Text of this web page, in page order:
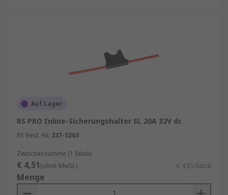
Auf Lager
RS PRO Inline-Sicherungshalter SL 20A 32V dc
RS Best.-Nr. 237-5263
Zwischensumme (1 Stück)
€ 4,51(ohne MwSt.) € 4,51/Stück
Menge